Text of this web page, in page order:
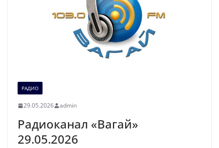
РАДИО
29.05.2026 admin
Радиоканал «Вагай»
29.05.2026